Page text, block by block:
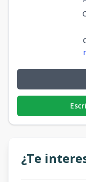
¿Te